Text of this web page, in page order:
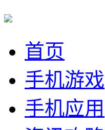
首页
手机游戏
手机应用